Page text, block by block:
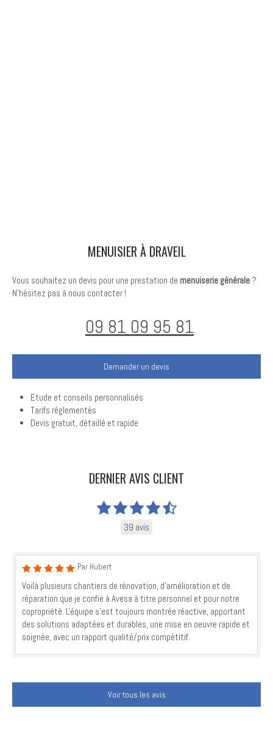
MENUISIER À DRAVEIL
Vous souhaitez un devis pour une prestation de menuiserie générale ?
N'hésitez pas à nous contacter !
09 81 09 95 81
Demander un devis
Etude et conseils personnalisés
Tarifs réglementés
Devis gratuit, détaillé et rapide
DERNIER AVIS CLIENT
39 avis
Par Hubert
Voilà plusieurs chantiers de rénovation, d'amélioration et de
réparation que je confie à Avesa à titre personnel et pour notre
copropriété. L'équipe s'est toujours montrée réactive, apportant
des solutions adaptées et durables, une mise en oeuvre rapide et
soignée, avec un rapport qualité/prix compétitif.
Voir tous les avis